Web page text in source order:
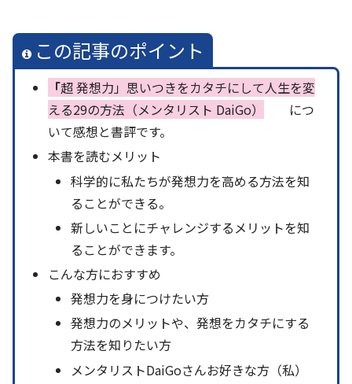
この記事のポイント
「超 発想力」思いつきをカタチにして人生を変
える29の方法（メンタリスト DaiGo）
につ
いて感想と書評です。
本書を読むメリット
科学的に私たちが発想力を高める方法を知
ることができる。
新しいことにチャレンジするメリットを知
ることができます。
こんな方におすすめ
発想力を身につけたい方
発想力のメリットや、発想をカタチにする
方法を知りたい方
メンタリストDaiGoさんお好きな方（私）